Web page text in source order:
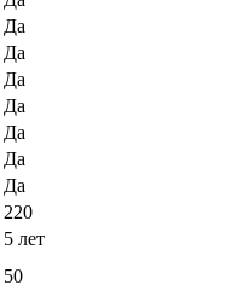
Да
Да
Да
Да
Да
Да
Да
220
5 лет
50